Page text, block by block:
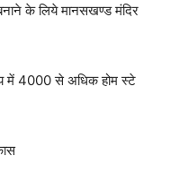
के लिये मानसखण्ड मंदिर
में 4000 से अधिक होम स्टे